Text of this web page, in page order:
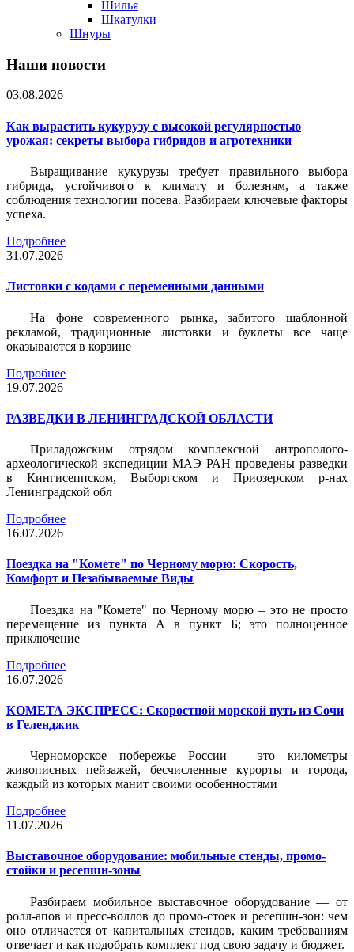
Шилья
Шкатулки
Шнуры
Наши новости
03.08.2026
Как вырастить кукурузу с высокой регулярностью
урожая: секреты выбора гибридов и агротехники
Выращивание кукурузы требует правильного выбора
гибрида, устойчивого к климату и болезням, а также
соблюдения технологии посева. Разбираем ключевые факторы
успеха.
Подробнее
31.07.2026
Листовки c кодами с переменными данными
На фоне современного рынка, забитого шаблонной
рекламой, традиционные листовки и буклеты все чаще
оказываются в корзине
Подробнее
19.07.2026
РАЗВЕДКИ В ЛЕНИНГРАДСКОЙ ОБЛАСТИ
Приладожским отрядом комплексной антрополого-
археологической экспедиции МАЭ РАН проведены разведки
в Кингисеппском, Выборгском и Приозерском р-нах
Ленинградской обл
Подробнее
16.07.2026
Поездка на "Комете" по Черному морю: Скорость,
Комфорт и Незабываемые Виды
Поездка на "Комете" по Черному морю – это не просто
перемещение из пункта А в пункт Б; это полноценное
приключение
Подробнее
16.07.2026
КОМЕТА ЭКСПРЕСС: Скоростной морской путь из Сочи
в Геленджик
Черноморское побережье России – это километры
живописных пейзажей, бесчисленные курорты и города,
каждый из которых манит своими особенностями
Подробнее
11.07.2026
Выставочное оборудование: мобильные стенды, промо-
стойки и ресепшн-зоны
Разбираем мобильное выставочное оборудование — от
ролл-апов и пресс-воллов до промо-стоек и ресепшн-зон: чем
оно отличается от капитальных стендов, каким требованиям
отвечает и как подобрать комплект под свою задачу и бюджет.